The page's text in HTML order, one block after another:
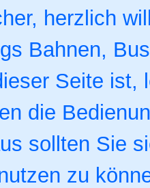
herzlich
Bahnen,
Seite
die
sollten Sie
zu